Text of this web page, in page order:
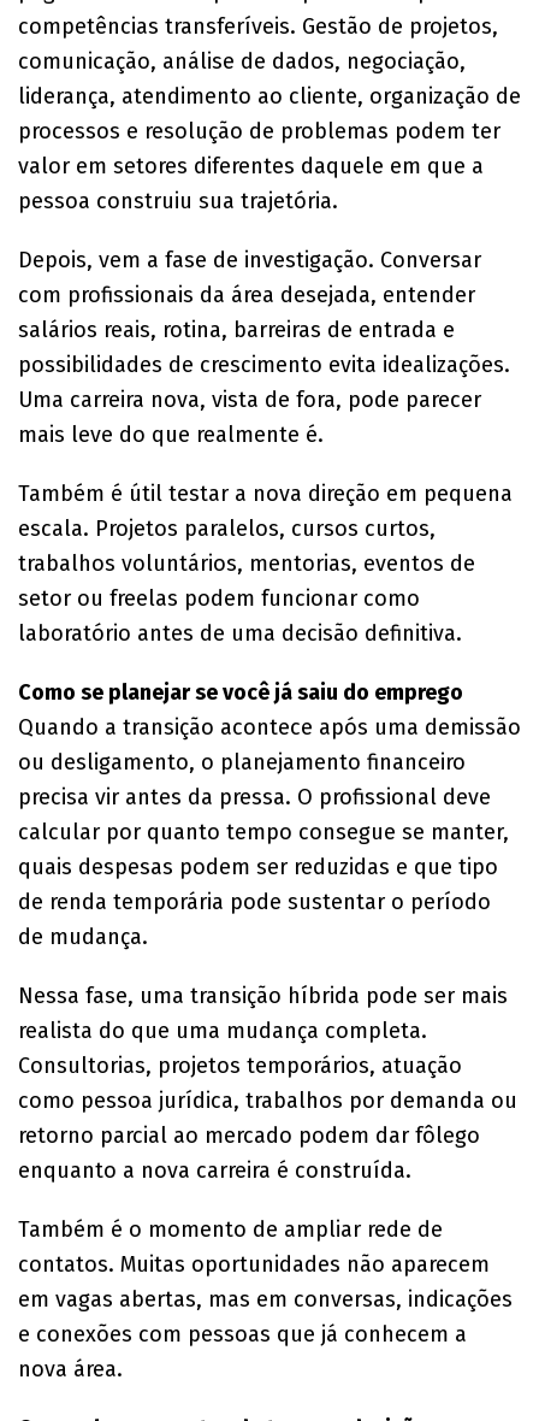
competências transferíveis. Gestão de projetos,
comunicação, análise de dados, negociação,
liderança, atendimento ao cliente, organização de
processos e resolução de problemas podem ter
valor em setores diferentes daquele em que a
pessoa construiu sua trajetória.
Depois, vem a fase de investigação. Conversar
com profissionais da área desejada, entender
salários reais, rotina, barreiras de entrada e
possibilidades de crescimento evita idealizações.
Uma carreira nova, vista de fora, pode parecer
mais leve do que realmente é.
Também é útil testar a nova direção em pequena
escala. Projetos paralelos, cursos curtos,
trabalhos voluntários, mentorias, eventos de
setor ou freelas podem funcionar como
laboratório antes de uma decisão definitiva.
Como se planejar se você já saiu do emprego
Quando a transição acontece após uma demissão
ou desligamento, o planejamento financeiro
precisa vir antes da pressa. O profissional deve
calcular por quanto tempo consegue se manter,
quais despesas podem ser reduzidas e que tipo
de renda temporária pode sustentar o período
de mudança.
Nessa fase, uma transição híbrida pode ser mais
realista do que uma mudança completa.
Consultorias, projetos temporários, atuação
como pessoa jurídica, trabalhos por demanda ou
retorno parcial ao mercado podem dar fôlego
enquanto a nova carreira é construída.
Também é o momento de ampliar rede de
contatos. Muitas oportunidades não aparecem
em vagas abertas, mas em conversas, indicações
e conexões com pessoas que já conhecem a
nova área.